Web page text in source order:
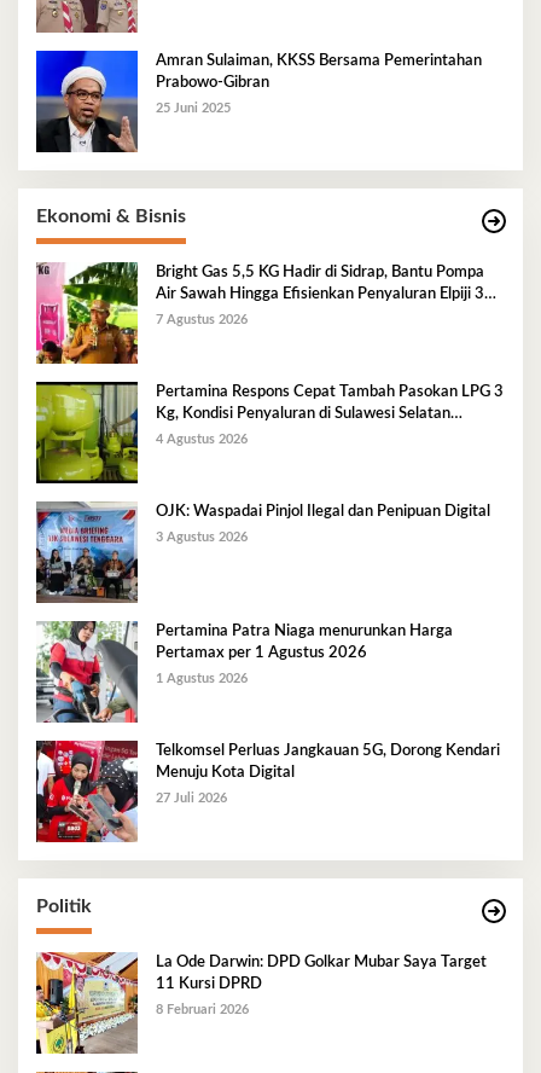
Amran Sulaiman, KKSS Bersama Pemerintahan
Prabowo-Gibran
25 Juni 2025
Ekonomi & Bisnis
Bright Gas 5,5 KG Hadir di Sidrap, Bantu Pompa
Air Sawah Hingga Efisienkan Penyaluran Elpiji 3
Kg
7 Agustus 2026
Pertamina Respons Cepat Tambah Pasokan LPG 3
Kg, Kondisi Penyaluran di Sulawesi Selatan
Berlangsung Kondusif
4 Agustus 2026
OJK: Waspadai Pinjol Ilegal dan Penipuan Digital
3 Agustus 2026
Pertamina Patra Niaga menurunkan Harga
Pertamax per 1 Agustus 2026
1 Agustus 2026
Telkomsel Perluas Jangkauan 5G, Dorong Kendari
Menuju Kota Digital
27 Juli 2026
Politik
La Ode Darwin: DPD Golkar Mubar Saya Target
11 Kursi DPRD
8 Februari 2026